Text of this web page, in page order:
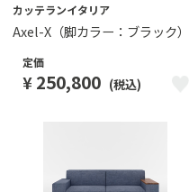
カッテランイタリア
Axel-X（脚カラー：ブラック）
定価
¥250,800 (税込)